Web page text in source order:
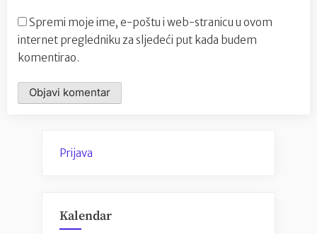
Spremi moje ime, e-poštu i web-stranicu u ovom
internet pregledniku za sljedeći put kada budem
komentirao.
Prijava
Kalendar